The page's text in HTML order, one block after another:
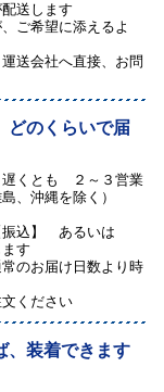
送します
ご希望に添えるよ
送会社へ直接、お問
どのくらいで届
遅くとも ２～３営業
、沖縄を除く）
振込】 あるいは
す
のお届け日数より時
ください
、装着できます